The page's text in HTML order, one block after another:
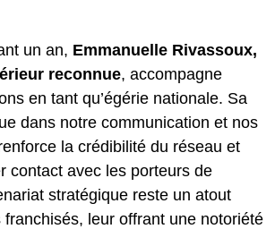
un an, Emmanuelle Rivassoux,
reconnue, accompagne
en tant qu’égérie nationale. Sa
dans notre communication et nos
la crédibilité du réseau et
contact avec les porteurs de
stratégique reste un atout
franchisés, leur offrant une notoriété